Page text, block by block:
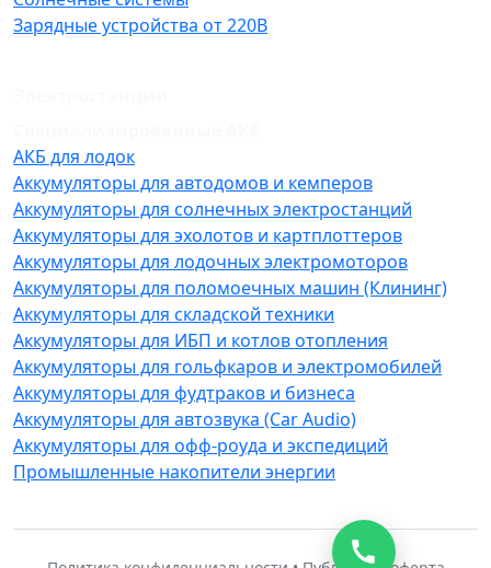
Зарядные устройства от 220В
АКБ для лодок
Аккумуляторы для автодомов и кемперов
Аккумуляторы для солнечных электростанций
Аккумуляторы для эхолотов и картплоттеров
Аккумуляторы для лодочных электромоторов
Аккумуляторы для поломоечных машин (Клининг)
Аккумуляторы для складской техники
Аккумуляторы для ИБП и котлов отопления
Аккумуляторы для гольфкаров и электромобилей
Аккумуляторы для фудтраков и бизнеса
Аккумуляторы для автозвука (Car Audio)
Аккумуляторы для офф-роуда и экспедиций
Промышленные накопители энергии